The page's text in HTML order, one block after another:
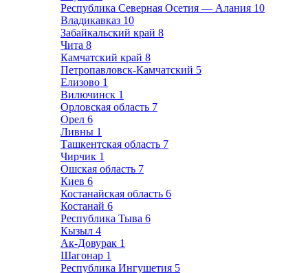
Республика Северная Осетия — Алания 10
Владикавказ 10
Забайкальский край 8
Чита 8
Камчатский край 8
Петропавловск-Камчатский 5
Елизово 1
Вилючинск 1
Орловская область 7
Орел 6
Ливны 1
Ташкентская область 7
Чирчик 1
Ошская область 7
Киев 6
Костанайская область 6
Костанай 6
Республика Тыва 6
Кызыл 4
Ак-Довурак 1
Шагонар 1
Республика Ингушетия 5